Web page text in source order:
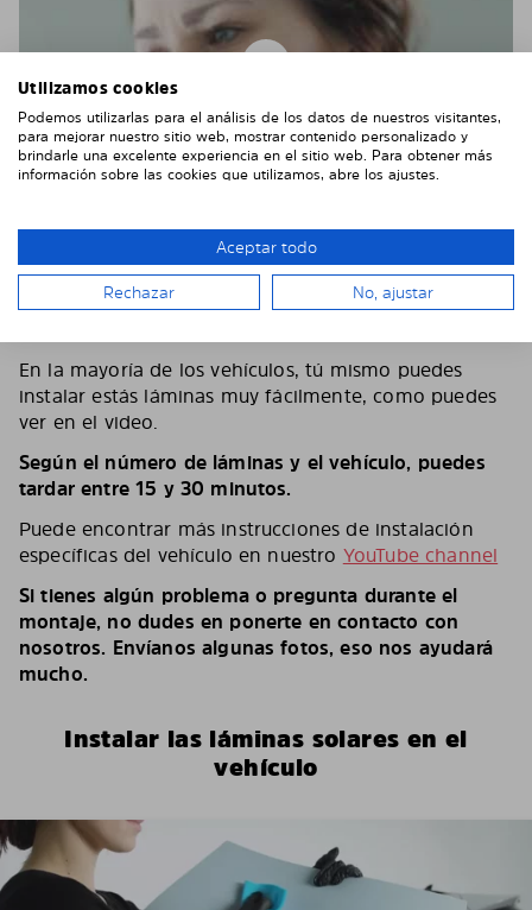
EJEMPLO DE VIDEO DE INSTALACIÓN
No tienes que ir al taller para instalar los paneles. En
la mayoría de los casos no necesitarás ninguna
En la mayoría de los vehículos, tú mismo puedes
instalar estás láminas muy fácilmente, como puedes
ver en el video.
Según el número de láminas y el vehículo, puedes
tardar entre 15 y 30 minutos.
Puede encontrar más instrucciones de instalación
específicas del vehículo en nuestro YouTube channel
Si tienes algún problema o pregunta durante el
montaje, no dudes en ponerte en contacto con
nosotros. Envíanos algunas fotos, eso nos ayudará
mucho.
Instalar las láminas solares en el
vehículo
Utilizamos cookies
Podemos utilizarlas para el análisis de los datos de nuestros visitantes,
para mejorar nuestro sitio web, mostrar contenido personalizado y
brindarle una excelente experiencia en el sitio web. Para obtener más
información sobre las cookies que utilizamos, abre los ajustes.
Aceptar todo
Rechazar No, ajustar